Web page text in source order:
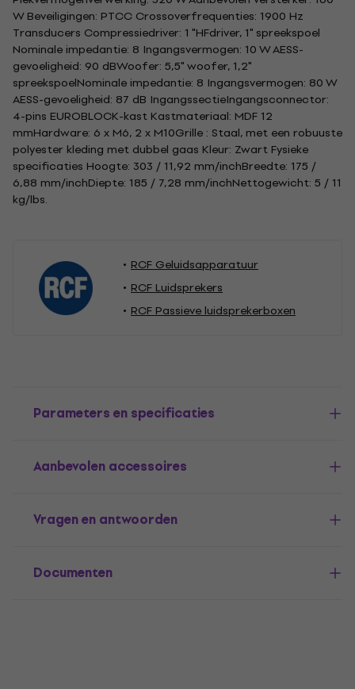
W Beveiligingen: PTCC Crossoverfrequenties: 1900 Hz
Transducers Compressiedriver: 1 "HFdriver, 1" spreekspoel
Nominale impedantie: 8 Ingangsvermogen: 10 W AESS-
gevoeligheid: 90 dBWoofer: 5,5" woofer, 1,2"
spreekspoelNominale impedantie: 8 Ingangsvermogen: 80 W
AESS-gevoeligheid: 87 dB IngangssectieIngangsconnector:
4-pins EUROBLOCK-kast Kastmateriaal: MDF 12
mmHardware: 6 x M6, 2 x M10Grille : Staal, met een robuuste
polyester kleding met dubbel gaas Kleur: Zwart Fysieke
specificaties Hoogte: 303 / 11,92 mm/inchBreedte: 175 /
6,88 mm/inchDiepte: 185 / 7,28 mm/inchNettogewicht: 5 / 11
kg/lbs.
RCF Geluidsapparatuur
RCF Luidsprekers
RCF Passieve luidsprekerboxen
Parameters en specificaties
Aanbevolen accessoires
Vragen en antwoorden
Documenten